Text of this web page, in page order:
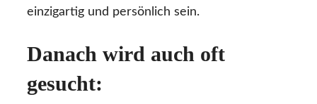
einzigartig und persönlich sein.
Danach wird auch oft
gesucht: